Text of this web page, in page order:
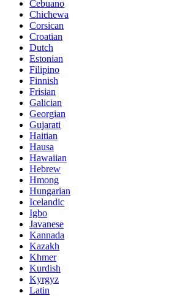
Cebuano
Chichewa
Corsican
Croatian
Dutch
Estonian
Filipino
Finnish
Frisian
Galician
Georgian
Gujarati
Haitian
Hausa
Hawaiian
Hebrew
Hmong
Hungarian
Icelandic
Igbo
Javanese
Kannada
Kazakh
Khmer
Kurdish
Kyrgyz
Latin